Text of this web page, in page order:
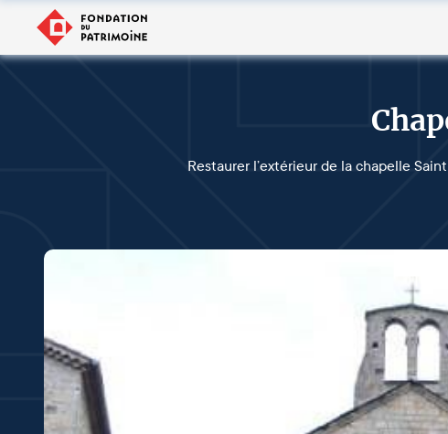
Restaurer l’extérieur de la chapelle